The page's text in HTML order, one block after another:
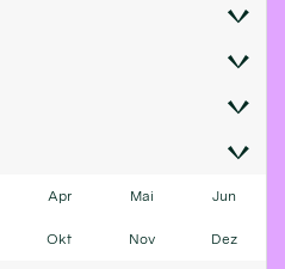
Apr Mai Jun
Okt Nov Dez